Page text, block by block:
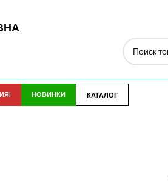
НОВИНКИ КАТАЛОГ